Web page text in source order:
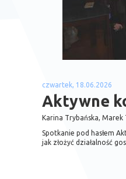
czwartek, 18.06.2026
Aktywne
Karina Trybańska, Marek
Spotkanie pod hasłem
jak złożyć działalność